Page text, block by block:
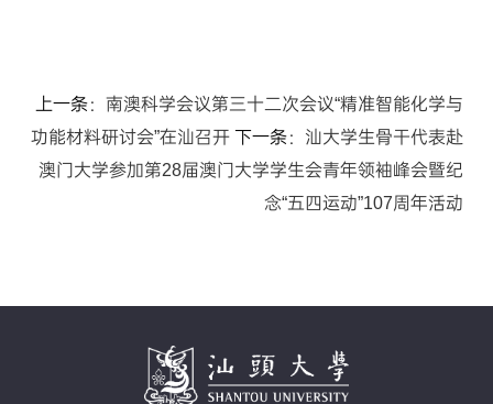
上一条： 南澳科学会议第三十二次会议“精准智能化学与
功能材料研讨会”在汕召开 下一条： 汕大学生骨干代表赴
澳门大学参加第28届澳门大学学生会青年领袖峰会暨纪
念“五四运动”107周年活动